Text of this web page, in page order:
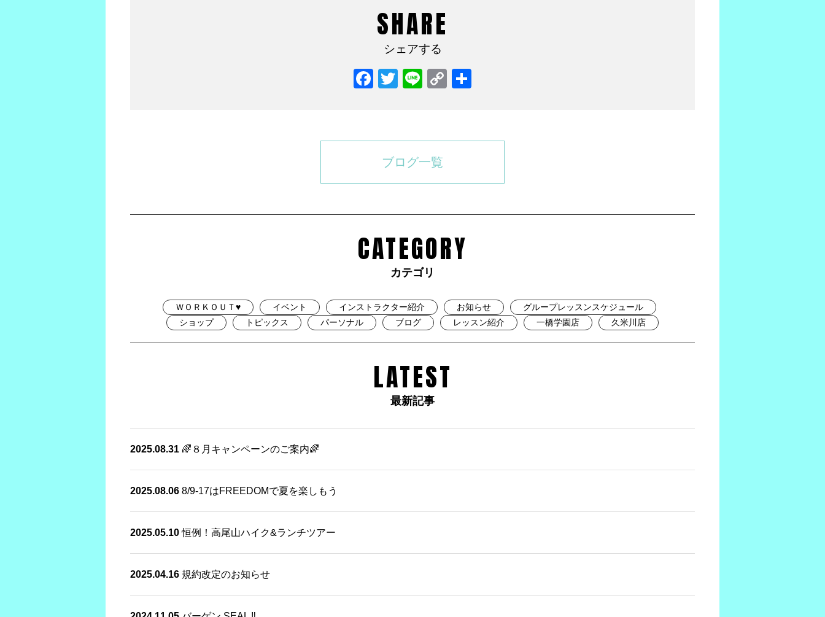
SHARE
シェアする
Facebook
TwitterLineCopy
ブログ一覧
CATEGORY
カテゴリ
ＷＯＲＫＯＵＴ♥ イベント インストラクター紹介 お知らせ
グループレッスンスケジュール
ショップ
トピックス パーソナル ブログ レッスン紹介 一橋学園店 久米川店
LATEST
最新記事
2025.08.31 🌈８月キャンペーンのご案内🌈
2025.08.06 8/9-17はFREEDOMで夏を楽しもう
2025.05.10恒例！高尾山ハイク&ランチツアー
2025.04.16 規約改定のお知らせ